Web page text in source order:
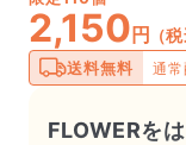
2,150 円 （
送料無料 通
FLOWERを